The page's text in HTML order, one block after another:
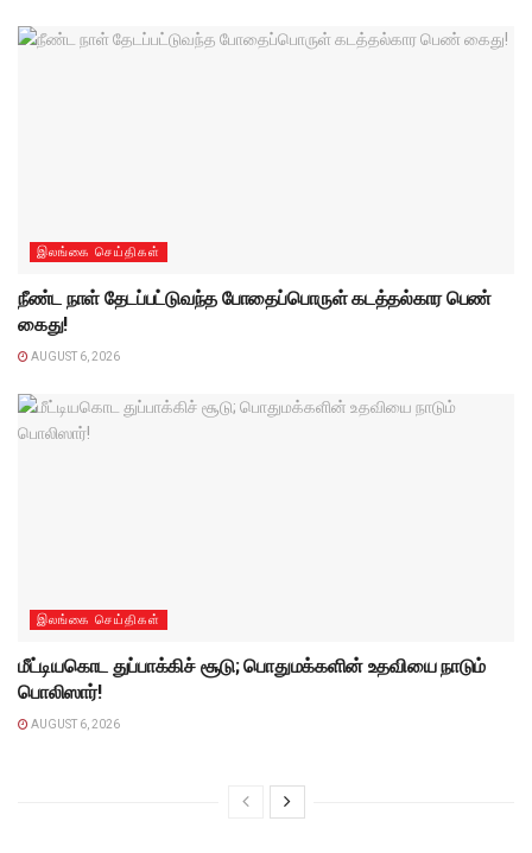
இலங்கை செய்திகள்
நீண்ட நாள் தேடப்பட்டுவந்த போதைப்பொருள் கடத்தல்கார பெண்
கைது!
AUGUST 6, 2026
இலங்கை செய்திகள்
மீட்டியகொட துப்பாக்கிச் சூடு; பொதுமக்களின் உதவியை நாடும்
பொலிஸார்!
AUGUST 6, 2026